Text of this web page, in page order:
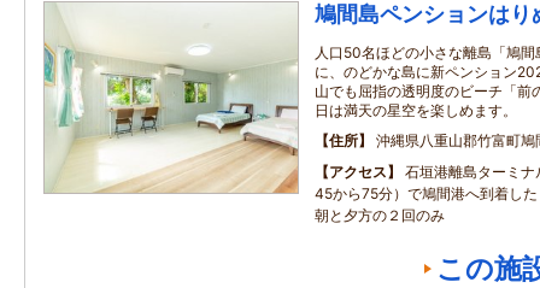
鳩間島ペンションはり
人口50名ほどの小さな離島「鳩
に、のどかな島に新ペンション
山でも屈指の透明度のビーチ「前
日は満天の星空を楽しめます。
住所
沖縄県八重山郡竹富町鳩
アクセス
石垣港離島ターミ
45から75分）で鳩間港へ到着し
朝と夕方の２回のみ
この施